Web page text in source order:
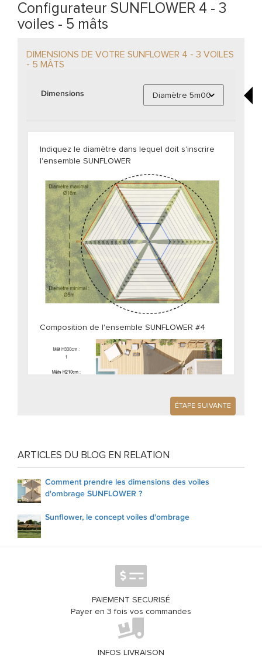
Configurateur SUNFLOWER 4 - 3
voiles - 5 mâts
DIMENSIONS DE VOTRE SUNFLOWER 4 - 3 VOILES
- 5 MÂTS
Dimensions
Indiquez le diamètre dans lequel doit s'inscrire
l'ensemble SUNFLOWER
Composition de l'ensemble SUNFLOWER #4
ÉTAPE SUIVANTE
ARTICLES DU BLOG EN RELATION
Comment prendre les dimensions des voiles
d'ombrage SUNFLOWER ?
Sunflower, le concept voiles d'ombrage
PAIEMENT SECURISÉ
Payer en 3 fois vos commandes
INFOS LIVRAISON